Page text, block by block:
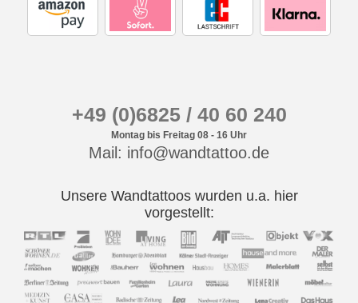
+49 (0)6825 / 40 60 240
Montag bis Freitag 08 - 16 Uhr
Mail: info@wandtattoo.de
Unsere Wandtattoos wurden u.a. hier
vorgestellt: